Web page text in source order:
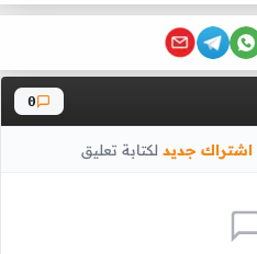
0
اشتراك جديد لكتابة تعليق